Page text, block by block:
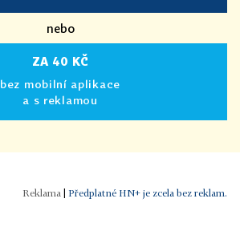
nebo
ZA 40 KČ
bez mobilní aplikace
a s reklamou
Předplatné HN+ je zcela bez reklam.